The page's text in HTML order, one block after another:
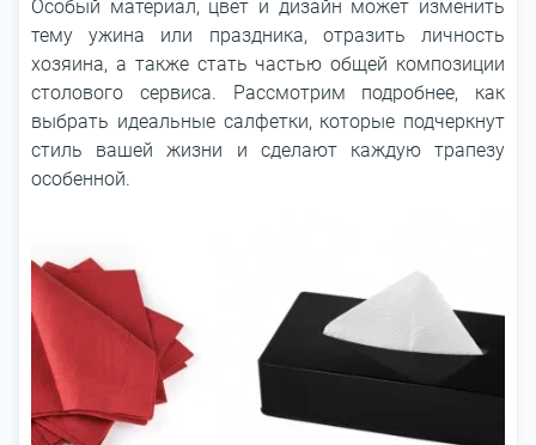
Особый материал, цвет и дизайн может изменить
тему ужина или праздника, отразить личность
хозяина, а также стать частью общей композиции
столового сервиса. Рассмотрим подробнее, как
выбрать идеальные салфетки, которые подчеркнут
стиль вашей жизни и сделают каждую трапезу
особенной.